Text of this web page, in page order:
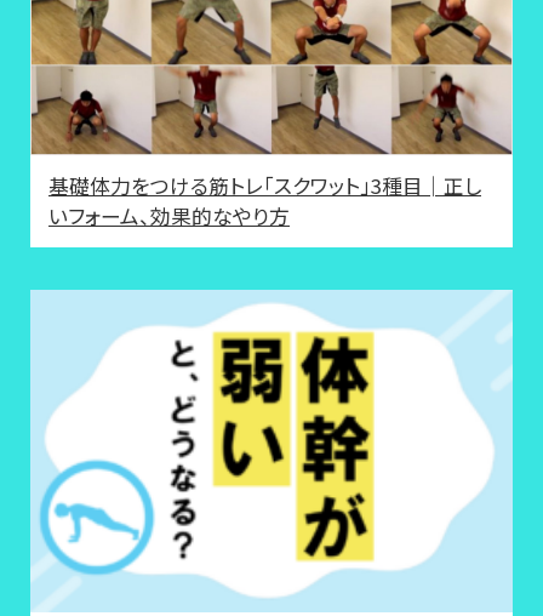
基礎体力をつける筋トレ「スクワット」3種目│正し
いフォーム、効果的なやり方